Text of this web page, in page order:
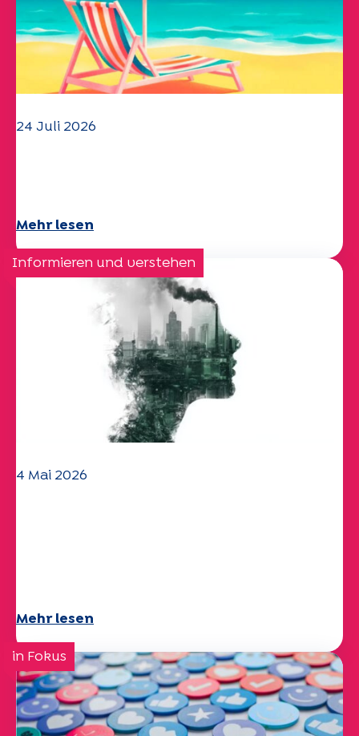
24 Juli 2026
Mehr lesen
Informieren und verstehen
4 Mai 2026
Mehr lesen
in Fokus